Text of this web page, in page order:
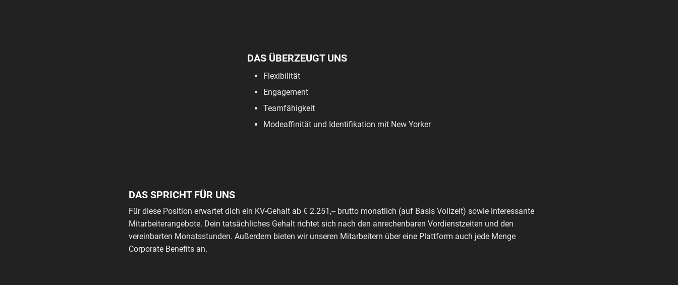
DAS ÜBERZEUGT UNS
Flexibilität
Engagement
Teamfähigkeit
Modeaffinität und Identifikation mit New Yorker
DAS SPRICHT FÜR UNS
Für diese Position erwartet dich ein KV-Gehalt ab € 2.251,-- brutto monatlich (auf Basis Vollzeit) sowie interessante
Mitarbeiterangebote. Dein tatsächliches Gehalt richtet sich nach den anrechenbaren Vordienstzeiten und den
vereinbarten Monatsstunden. Außerdem bieten wir unseren Mitarbeitern über eine Plattform auch jede Menge
Corporate Benefits an.